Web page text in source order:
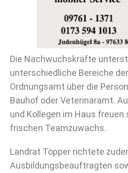
Die Nachwuchskräfte
unterschiedliche Bereiche
Ordnungsamt über die
Bauhof oder Veterinäramt.
und Kollegen im Haus freuen
frischen Teamzuwachs.
Landrat Töpper richtete
Ausbildungsbeauftragten